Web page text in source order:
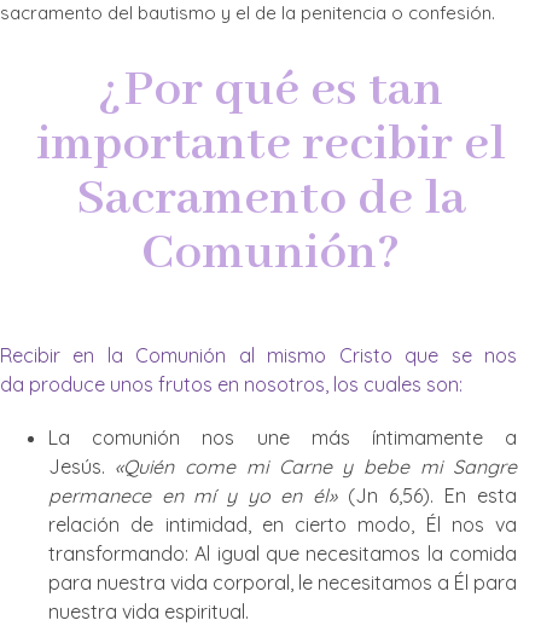
sacramento del bautismo y el de la penitencia o confesión.
¿Por qué es tan
importante recibir el
Sacramento de la
Comunión?
Recibir en la Comunión al mismo Cristo que se nos
da produce unos frutos en nosotros, los cuales son:
La comunión nos une más íntimamente a
Jesús. «Quién come mi Carne y bebe mi Sangre
permanece en mí y yo en él»(Jn 6,56). En esta
relación de intimidad, en cierto modo, Él nos va
transformando: Al igual que necesitamos la comida
para nuestra vida corporal, le necesitamos a Él para
nuestra vida espiritual.